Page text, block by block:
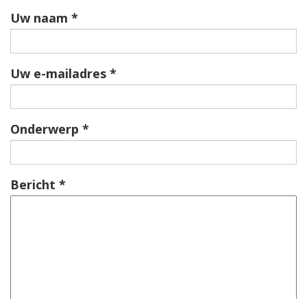
Uw naam
Uw e-mailadres
Onderwerp
Bericht